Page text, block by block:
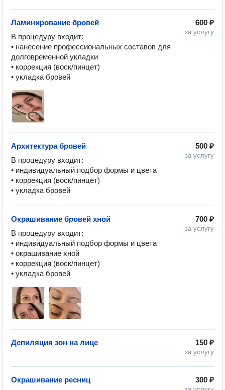
600 ₽
за услугу
Ламинирование бровей
В процедуру входит:
• нанесение профессиональных составов для
долговременной укладки
• коррекция (воск/пинцет)
• укладка бровей
500 ₽
за услугу
Архитектура бровей
В процедуру входит:
• индивидуальный подбор формы и цвета
• коррекция (воск/пинцет)
• укладка бровей
700 ₽
за услугу
Окрашивание бровей хной
В процедуру входит:
• индивидуальный подбор формы и цвета
• окрашивание хной
• коррекция (воск/пинцет)
• укладка бровей
150 ₽
за услугу
Депиляция зон на лице
300 ₽
Окрашивание ресниц